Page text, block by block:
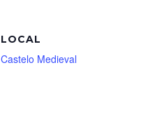
LOCAL
Castelo Medieval